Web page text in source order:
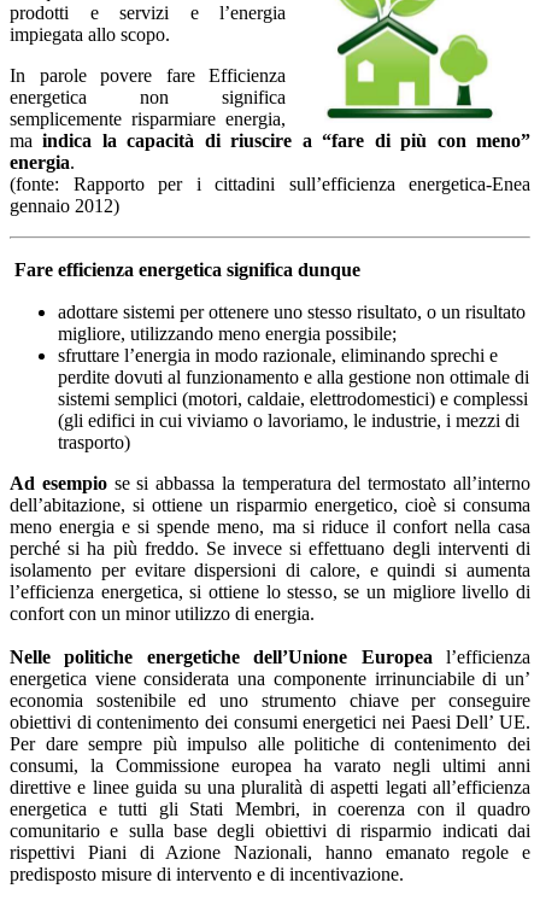
prodotti e servizi e l’energia
impiegata allo scopo.
In parole povere fare Efficienza
energetica non significa
semplicemente risparmiare energia,
maindica la capacità di riuscire a “fare di più con meno”
energia.
(fonte: Rapporto per i cittadini sull’efficienza energetica-Enea
gennaio 2012)
Fare efficienza energetica significa dunque
adottare sistemi per ottenere uno stesso risultato, o un risultato
migliore, utilizzando meno energia possibile;
sfruttare l’energia in modo razionale, eliminando sprechi e
perdite dovuti al funzionamento e alla gestione non ottimale di
sistemi semplici (motori, caldaie, elettrodomestici) e complessi
(gli edifici in cui viviamo o lavoriamo, le industrie, i mezzi di
trasporto)
Ad esempiose si abbassa la temperatura del termostato all’interno
dell’abitazione, si ottiene un risparmio energetico, cioè si consuma
meno energia e si spende meno, ma si riduce il confort nella casa
perché si ha più freddo. Se invece si effettuano degli interventi di
isolamento per evitare dispersioni di calore, e quindi si aumenta
l’efficienza energetica, si ottiene lo stesso, se un migliore livello di
confort con un minor utilizzo di energia.
Nelle politiche energetiche dell’Unione Europea l’efficienza
energetica viene considerata una componente irrinunciabile di un’
economia sostenibile ed uno strumento chiave per conseguire
obiettivi di contenimento dei consumi energetici nei Paesi Dell’ UE.
Per dare sempre più impulso alle politiche di contenimento dei
consumi, la Commissione europea ha varato negli ultimi anni
direttive e linee guida su una pluralità di aspetti legati all’efficienza
energetica e tutti gli Stati Membri, in coerenza con il quadro
comunitario e sulla base degli obiettivi di risparmio indicati dai
rispettivi Piani di Azione Nazionali, hanno emanato regole e
predisposto misure di intervento e di incentivazione.